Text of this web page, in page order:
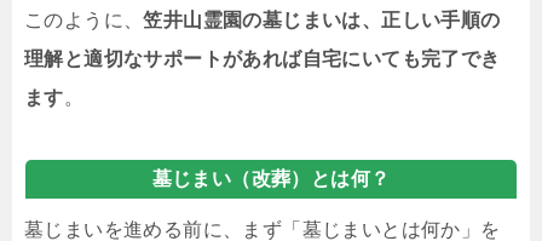
このように、笠井山霊園の墓じまいは、正しい手順の
理解と適切なサポートがあれば自宅にいても完了でき
ます。
墓じまい（改葬）とは何？
墓じまいを進める前に、まず「墓じまいとは何か」を